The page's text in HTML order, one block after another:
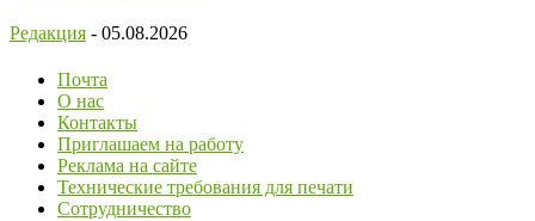
Редакция - 05.08.2026
Почта
О нас
Контакты
Приглашаем на работу
Реклама на сайте
Технические требования для печати
Сотрудничество